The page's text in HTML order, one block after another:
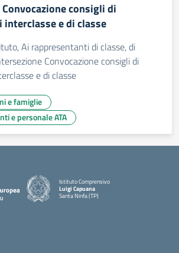
consigli di
e di classe
Ai rappresentanti di classe, di
Convocazione consigli di
e di classe
e famiglie
e personale ATA
Istituto Comprensivo
Luigi Capuana
Santa Ninfa (TP)